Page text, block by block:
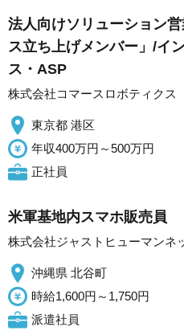
法人向けソリューション
ス立ち上げメンバー」/イ
ス・ASP
株式会社コマースロボティクス
東京都 港区
年収400万円～500万円
正社員
米軍基地内スマホ販売員
株式会社ジャストヒューマンネ
沖縄県 北谷町
時給1,600円～1,750円
派遣社員